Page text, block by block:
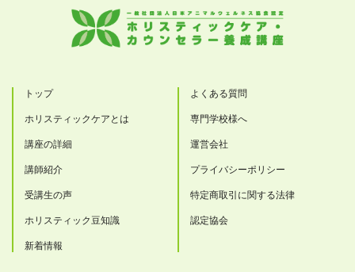
トップ
ホリスティックケアとは
講座の詳細
講師紹介
受講生の声
ホリスティック豆知識
新着情報
よくある質問
専門学校様へ
運営会社
プライバシーポリシー
特定商取引に関する法律
認定協会